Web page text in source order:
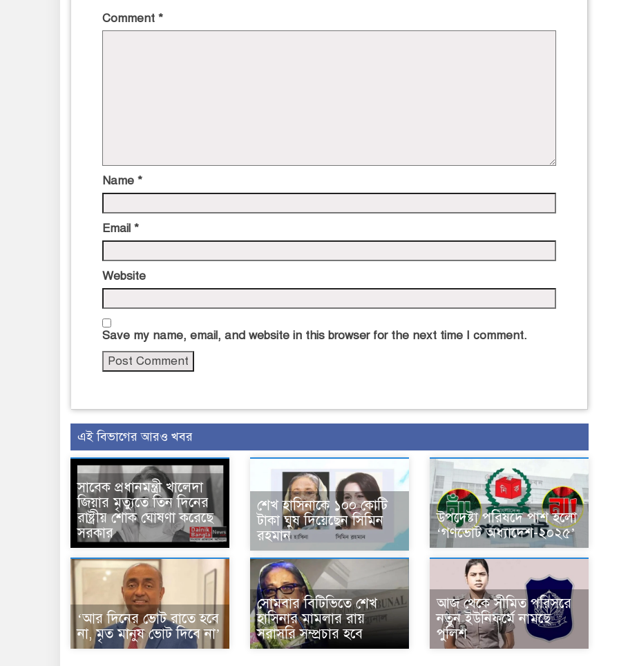
Comment *
Name *
Email *
Website
Save my name, email, and website in this browser for the next time I comment.
এই বিভাগের আরও খবর
সাবেক প্রধানমন্ত্রী খালেদা
জিয়ার মৃত্যুতে তিন দিনের
রাষ্ট্রীয় শোক ঘোষণা করেছে
সরকার
শেখ হাসিনাকে ১০০ কোটি
টাকা ঘুষ দিয়েছেন সিমিন
রহমান
উপদেষ্টা পরিষদে পাশ হলো
‘গণভোট অধ্যাদেশ-২০২৫’
‘আর দিনের ভোট রাতে হবে
না, মৃত মানুষ ভোট দিবে না’
সোমবার বিটিভিতে শেখ
হাসিনার মামলার রায়
সরাসরি সম্প্রচার হবে
আজ থেকে সীমিত পরিসরে
নতুন ইউনিফর্মে নামছে
পুলিশ